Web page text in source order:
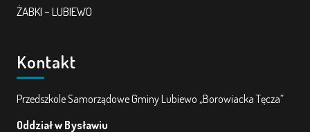
ŻABKI – LUBIEWO
Kontakt
Przedszkole Samorządowe Gminy Lubiewo „Borowiacka Tęcza”
Oddział w Bysławiu